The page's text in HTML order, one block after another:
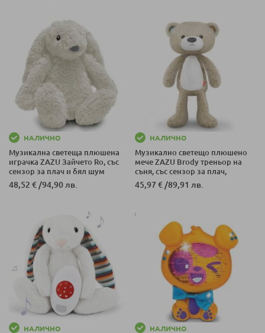
НАЛИЧНО
Музикална светеща плюшена
играчка ZAZU Зайчето Ro, със
сензор за плач и бял шум
48,52 € /94,90 лв.
НАЛИЧНО
Музикално светещо плюшено
мече ZAZU Brody треньор на
съня, със сензор за плач,
Taupe
45,97 € /89,91 лв.
НАЛИЧНО НАЛИЧНО